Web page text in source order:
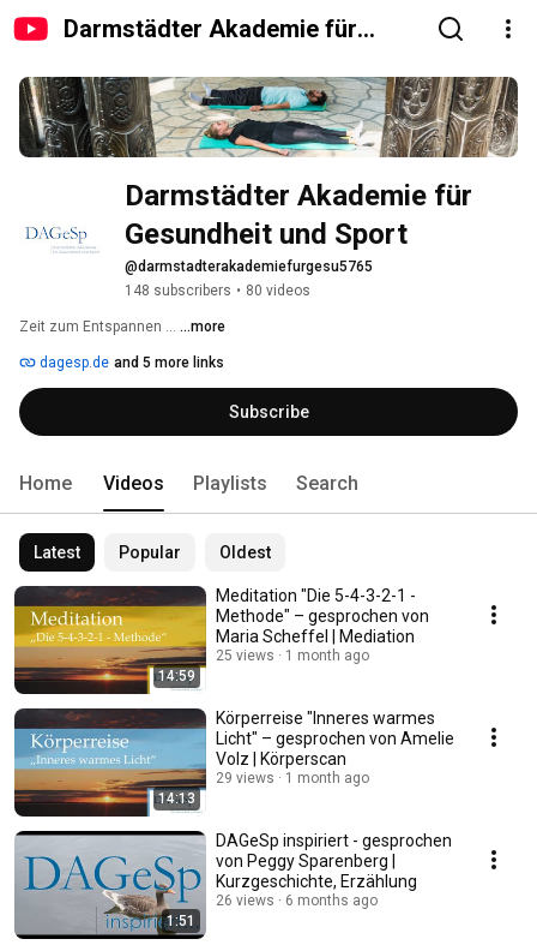
Darmstädter Akademie für
Darmstädter Akademie für
Gesundheit und Sport
@darmstadterakademiefurgesu5765
148 subscribers • 80 videos
Zeit zum Entspannen … ...more
dagesp.de and 5 more links
Subscribe
Home Videos Playlists Search
Latest Popular Oldest
14:59
Meditation "Die 5-4-3-2-1 -
Methode" – gesprochen von
Maria Scheffel | Mediation
25 views 1 month ago
14:13
Körperreise "Inneres warmes
Licht" – gesprochen von Amelie
Volz | Körperscan
29 views 1 month ago
1:51
DAGeSp inspiriert - gesprochen
von Peggy Sparenberg |
Kurzgeschichte, Erzählung
26 views 6 months ago